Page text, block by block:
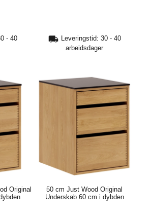
- 40
Original
Leveringstid: 30 - 40
arbeidsdager
50 cm Just Wood Original
Underskab 60 cm i dybden